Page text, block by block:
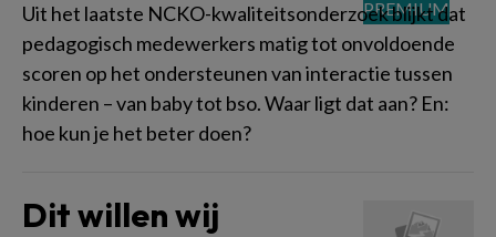
Uit het laatste NCKO-kwaliteitsonderzoek blijkt dat
pedagogisch medewerkers matig tot onvoldoende
scoren op het ondersteunen van interactie tussen
kinderen – van baby tot bso. Waar ligt dat aan? En:
hoe kun je het beter doen?
Dit willen wij